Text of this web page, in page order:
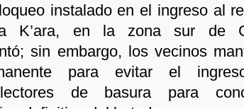
instalado en el ingreso al
K’ara, en la zona sur de
sin embargo, los vecinos
para evitar el
de basura para